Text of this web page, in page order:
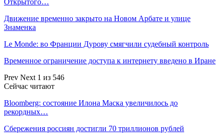
Движение временно закрыто на Новом Арбате и улице
Знаменка
Le Monde: во Франции Дурову смягчили судебный контроль
Временное ограничение доступа к интернету введено в Иране
Prev Next 1 из 546
Сейчас читают
Bloomberg: состояние Илона Маска увеличилось до
рекордных…
Сбережения россиян достигли 70 триллионов рублей